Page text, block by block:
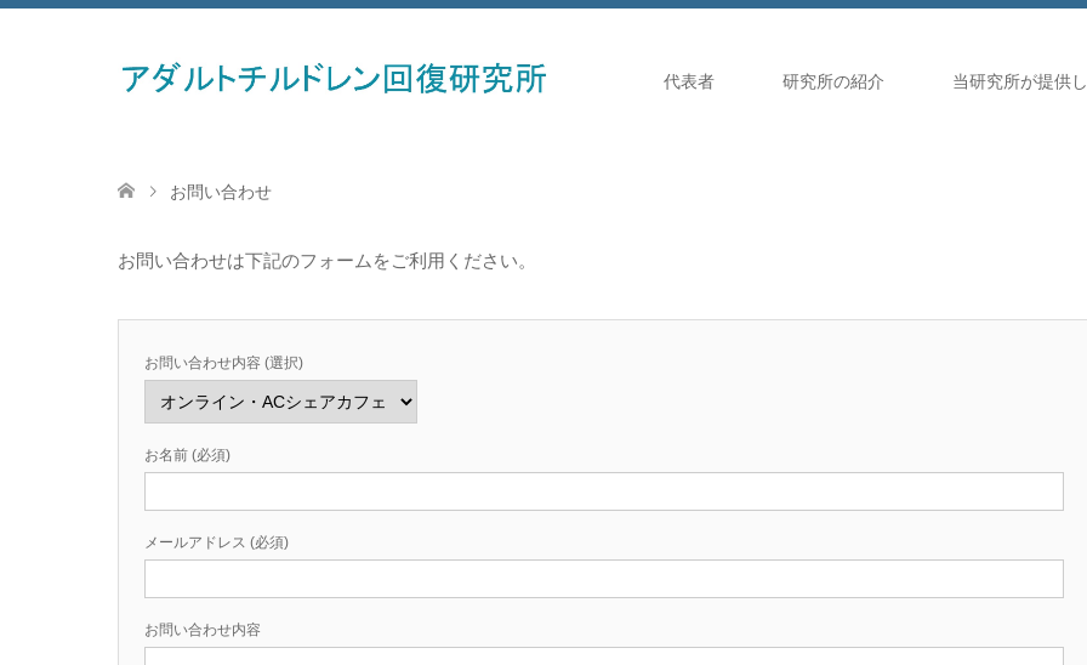
代表者 研究所の紹介 当研究所が提供
お問い合わせ
お問い合わせは下記のフォームをご利用ください。
お問い合わせ内容 (選択)
お名前 (必須)
メールアドレス (必須)
お問い合わせ内容